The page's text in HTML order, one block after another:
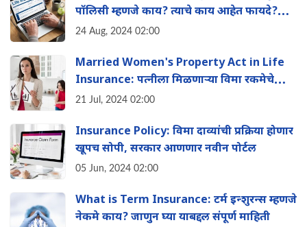
पॉलिसी म्हणजे काय? त्याचे काय आहेत फायदे?
जाणुन घ्या संपूर्ण माहिती
24 Aug, 2024 02:00
Married Women's Property Act in Life
Insurance: पत्नीला ‍मिळणाऱ्या व‍िमा रकमेचे
कर्जदारापासून कसे संरक्षण करावे?
21 Jul, 2024 02:00
Insurance Policy: विमा दाव्यांची प्रक्रिया होणार
खूपच सोपी, सरकार आणणार नवीन पोर्टल
05 Jun, 2024 02:00
What is Term Insurance: टर्म इन्शुरन्स म्हणजे
नेकमे काय? जाणुन घ्या याबद्दल संपूर्ण माहिती